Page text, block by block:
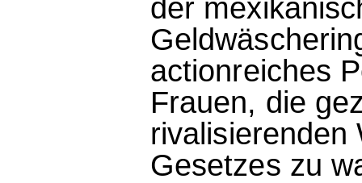
der
actionreiches
Frauen, die
rivalisierenden
Gesetzes zu